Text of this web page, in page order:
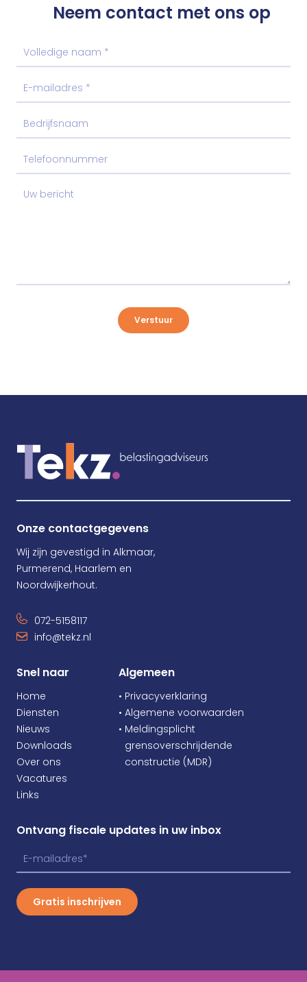
Neem contact met ons op
Verstuur
Onze contactgegevens
Wij zijn gevestigd in Alkmaar,
Purmerend, Haarlem en
Noordwijkerhout.
072-5158117
info@tekz.nl
Snel naar
Home
Diensten
Nieuws
Downloads
Over ons
Vacatures
Links
Algemeen
• Privacyverklaring
• Algemene voorwaarden
• Meldingsplicht
grensoverschrijdende
constructie (MDR)
Ontvang fiscale updates in uw inbox
Gratis inschrijven